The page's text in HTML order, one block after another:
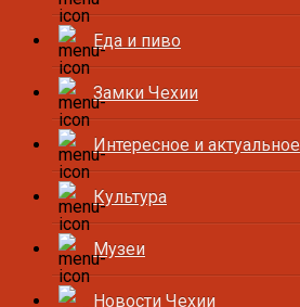
Еда и пиво
Замки Чехии
Интересное и актуальное
Культура
Музеи
Новости Чехии